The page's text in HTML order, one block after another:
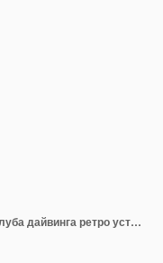
Шаблоны логотипа спортивного клуба дайвинга ретро установлены глубоководные монохромные значки векторная иллюстрация